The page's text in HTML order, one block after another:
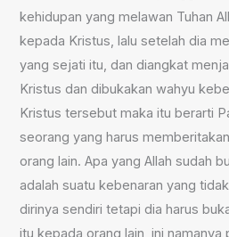
kehidupan yang melawan Tuhan
kepada Kristus, lalu setelah dia
yang sejati itu, dan diangkat
Kristus dan dibukakan wahyu
Kristus tersebut maka itu berarti
seorang yang harus
orang lain. Apa yang Allah sudah
adalah suatu kebenaran yang
dirinya sendiri tetapi dia harus
itu kepada orang lain, ini namanya